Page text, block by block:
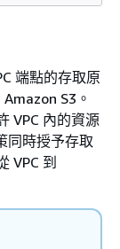
端點的存取原
S3。
VPC 內的資源
同時授予存取
VPC 到